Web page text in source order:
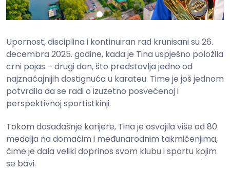
Upornost, disciplina i kontinuiran rad krunisani su 26.
decembra 2025. godine, kada je Tina uspješno položila
crni pojas – drugi dan, što predstavlja jedno od
najznačajnijih dostignuća u karateu. Time je još jednom
potvrdila da se radi o izuzetno posvećenoj i
perspektivnoj sportistkinji.
Tokom dosadašnje karijere, Tina je osvojila više od 80
medalja na domaćim i međunarodnim takmičenjima,
čime je dala veliki doprinos svom klubu i sportu kojim
se bavi.